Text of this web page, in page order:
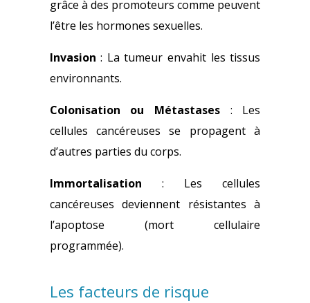
grâce à des promoteurs comme peuvent
l’être les hormones sexuelles.
Invasion : La tumeur envahit les tissus
environnants.
Colonisation ou Métastases: Les
cellules cancéreuses se propagent à
d’autres parties du corps.
Immortalisation : Les cellules
cancéreuses deviennent résistantes à
l’apoptose (mort cellulaire
programmée).
Les facteurs de risque